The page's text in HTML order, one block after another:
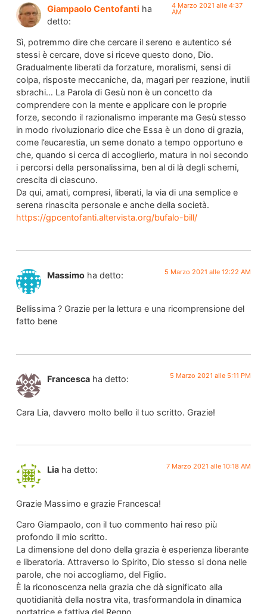
Giampaolo Centofanti ha
detto:
4 Marzo 2021 alle 4:37
AM
Sì, potremmo dire che cercare il sereno e autentico sé
stessi è cercare, dove si riceve questo dono, Dio.
Gradualmente liberati da forzature, moralismi, sensi di
colpa, risposte meccaniche, da, magari per reazione, inutili
sbrachi… La Parola di Gesù non è un concetto da
comprendere con la mente e applicare con le proprie
forze, secondo il razionalismo imperante ma Gesù stesso
in modo rivoluzionario dice che Essa è un dono di grazia,
come l’eucarestia, un seme donato a tempo opportuno e
che, quando si cerca di accoglierlo, matura in noi secondo
i percorsi della personalissima, ben al di là degli schemi,
crescita di ciascuno.
Da qui, amati, compresi, liberati, la via di una semplice e
serena rinascita personale e anche della società.
https://gpcentofanti.altervista.org/bufalo-bill/
Massimo ha detto: 5 Marzo 2021 alle 12:22 AM
Bellissima ? Grazie per la lettura e una ricomprensione del
fatto bene
Francesca ha detto: 5 Marzo 2021 alle 5:11 PM
Cara Lia, davvero molto bello il tuo scritto. Grazie!
Lia ha detto: 7 Marzo 2021 alle 10:18 AM
Grazie Massimo e grazie Francesca!
Caro Giampaolo, con il tuo commento hai reso più
profondo il mio scritto.
La dimensione del dono della grazia è esperienza liberante
e liberatoria. Attraverso lo Spirito, Dio stesso si dona nelle
parole, che noi accogliamo, del Figlio.
È la riconoscenza nella grazia che dà significato alla
quotidianità della nostra vita, trasformandola in dinamica